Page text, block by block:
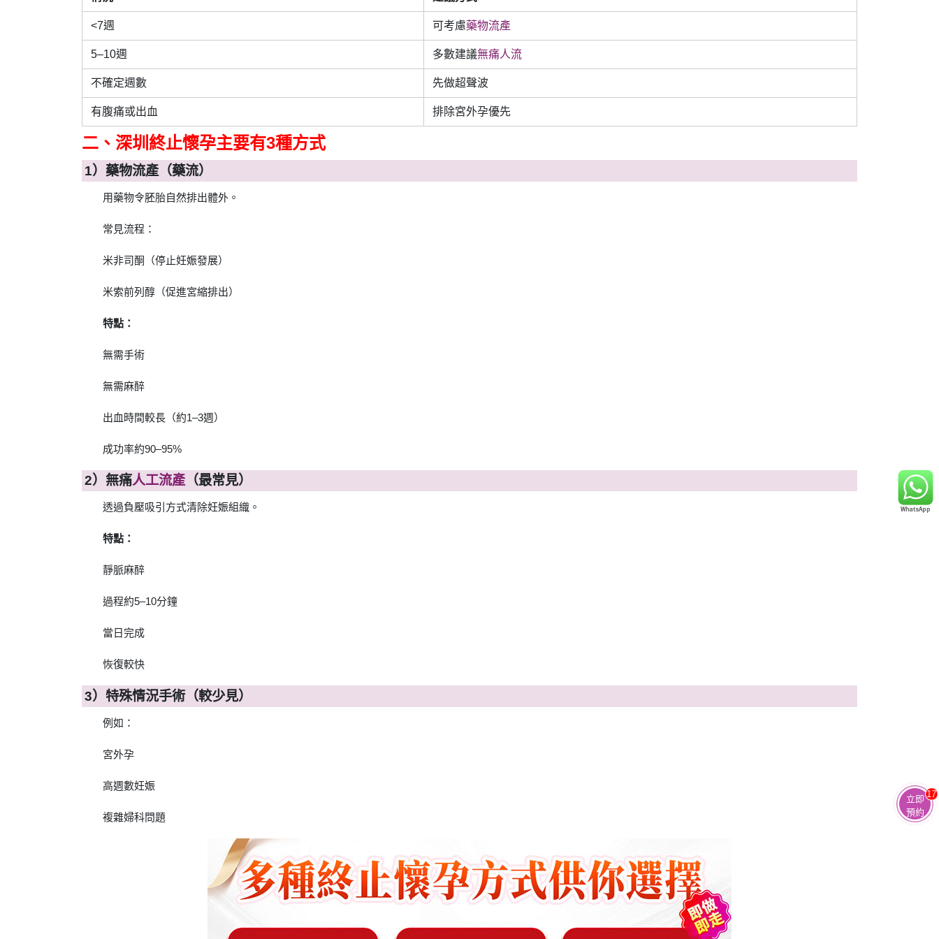
<7週 可考慮藥物流產
5–10週 多數建議無痛人流
不確定週數 先做超聲波
有腹痛或出血 排除宮外孕優先
二、深圳終止懷孕主要有3種方式
1）藥物流產（藥流）
用藥物令胚胎自然排出體外。
常見流程：
米非司酮（停止妊娠發展）
米索前列醇（促進宮縮排出）
特點：
無需手術
無需麻醉
出血時間較長（約1–3週）
成功率約90–95%
2）無痛人工流產（最常見）
透過負壓吸引方式清除妊娠組織。
特點：
靜脈麻醉
過程約5–10分鐘
當日完成
恢復較快
3）特殊情況手術（較少見）
例如：
宮外孕
高週數妊娠
複雜婦科問題
立即
預約
17